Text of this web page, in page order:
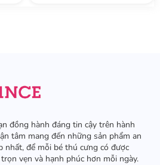
đồng hành đáng tin cậy trên hành
tâm mang đến những sản phẩm an
nhất, để mỗi bé thú cưng có được
vẹn và hạnh phúc hơn mỗi ngày.